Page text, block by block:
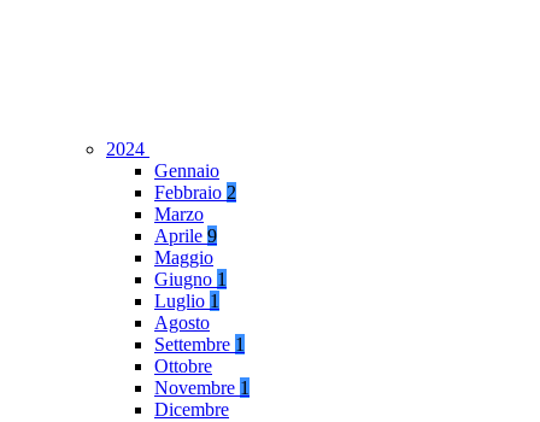
2024
Gennaio
Febbraio 2
Marzo
Aprile 9
Maggio
Giugno 1
Luglio 1
Agosto
Settembre 1
Ottobre
Novembre 1
Dicembre